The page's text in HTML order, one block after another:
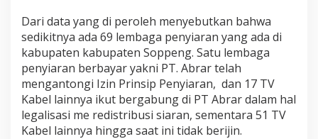
Dari data yang di peroleh menyebutkan bahwa
sedikitnya ada 69 lembaga penyiaran yang ada di
kabupaten kabupaten Soppeng. Satu lembaga
penyiaran berbayar yakni PT. Abrar telah
mengantongi Izin Prinsip Penyiaran, dan 17 TV
Kabel lainnya ikut bergabung di PT Abrar dalam hal
legalisasi me redistribusi siaran, sementara 51 TV
Kabel lainnya hingga saat ini tidak berijin.